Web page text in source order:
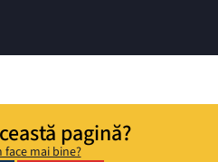
pagină?
face mai bine?